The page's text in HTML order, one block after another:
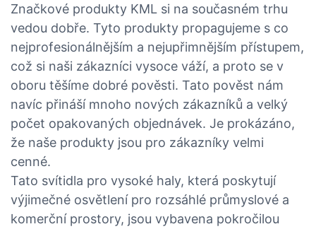
Značkové produkty KML si na současném trhu
vedou dobře. Tyto produkty propagujeme s co
nejprofesionálnějším a nejupřimnějším přístupem,
což si naši zákazníci vysoce váží, a proto se v
oboru těšíme dobré pověsti. Tato pověst nám
navíc přináší mnoho nových zákazníků a velký
počet opakovaných objednávek. Je prokázáno,
že naše produkty jsou pro zákazníky velmi
cenné.
Tato svítidla pro vysoké haly, která poskytují
výjimečné osvětlení pro rozsáhlé průmyslové a
komerční prostory, jsou vybavena pokročilou